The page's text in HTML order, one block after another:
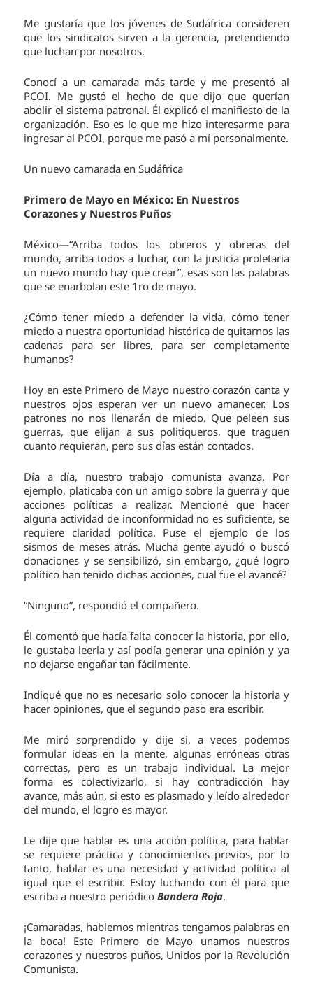
Me gustaría que los jóvenes de Sudáfrica consideren
que los sindicatos sirven a la gerencia, pretendiendo
que luchan por nosotros.
Conocí a un camarada más tarde y me presentó al
PCOI. Me gustó el hecho de que dijo que querían
abolir el sistema patronal. Él explicó el manifiesto de la
organización. Eso es lo que me hizo interesarme para
ingresar al PCOI, porque me pasó a mí personalmente.
Un nuevo camarada en Sudáfrica
Primero de Mayo en México: En Nuestros
Corazones y Nuestros Puños
México—“Arriba todos los obreros y obreras del
mundo, arriba todos a luchar, con la justicia proletaria
un nuevo mundo hay que crear”, esas son las palabras
que se enarbolan este 1ro de mayo.
¿Cómo tener miedo a defender la vida, cómo tener
miedo a nuestra oportunidad histórica de quitarnos las
cadenas para ser libres, para ser completamente
humanos?
Hoy en este Primero de Mayo nuestro corazón canta y
nuestros ojos esperan ver un nuevo amanecer. Los
patrones no nos llenarán de miedo. Que peleen sus
guerras, que elijan a sus politiqueros, que traguen
cuanto requieran, pero sus días están contados.
Día a día, nuestro trabajo comunista avanza. Por
ejemplo, platicaba con un amigo sobre la guerra y que
acciones políticas a realizar. Mencioné que hacer
alguna actividad de inconformidad no es suficiente, se
requiere claridad política. Puse el ejemplo de los
sismos de meses atrás. Mucha gente ayudó o buscó
donaciones y se sensibilizó, sin embargo, ¿qué logro
político han tenido dichas acciones, cual fue el avancé?
“Ninguno”, respondió el compañero.
Él comentó que hacía falta conocer la historia, por ello,
le gustaba leerla y así podía generar una opinión y ya
no dejarse engañar tan fácilmente.
Indiqué que no es necesario solo conocer la historia y
hacer opiniones, que el segundo paso era escribir.
Me miró sorprendido y dije si, a veces podemos
formular ideas en la mente, algunas erróneas otras
correctas, pero es un trabajo individual. La mejor
forma es colectivizarlo, si hay contradicción hay
avance, más aún, si esto es plasmado y leído alrededor
del mundo, el logro es mayor.
Le dije que hablar es una acción política, para hablar
se requiere práctica y conocimientos previos, por lo
tanto, hablar es una necesidad y actividad política al
igual que el escribir. Estoy luchando con él para que
escriba a nuestro periódicoBandera Roja.
¡Camaradas, hablemos mientras tengamos palabras en
la boca! Este Primero de Mayo unamos nuestros
corazones y nuestros puños, Unidos por la Revolución
Comunista.